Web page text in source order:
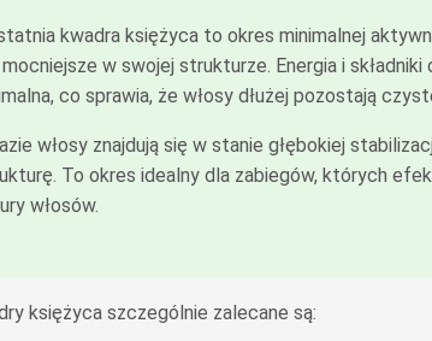
kwadra księżyca to okres minimalnej
w swojej strukturze. Energia i
co sprawia, że włosy dłużej pozostają
włosy znajdują się w stanie głębokiej
To okres idealny dla zabiegów, których
włosów.
księżyca szczególnie zalecane są: